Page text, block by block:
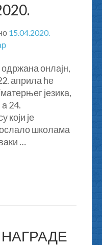
15.04.2020.
матура
2020.
онлајн,
априла ће
језика,
24.
који је
школама
…